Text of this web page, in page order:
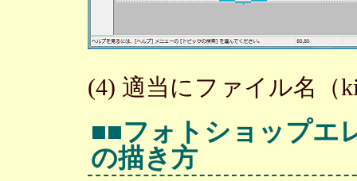
(4) 適当にファイル名（
■■フォトショップエ
の描き方